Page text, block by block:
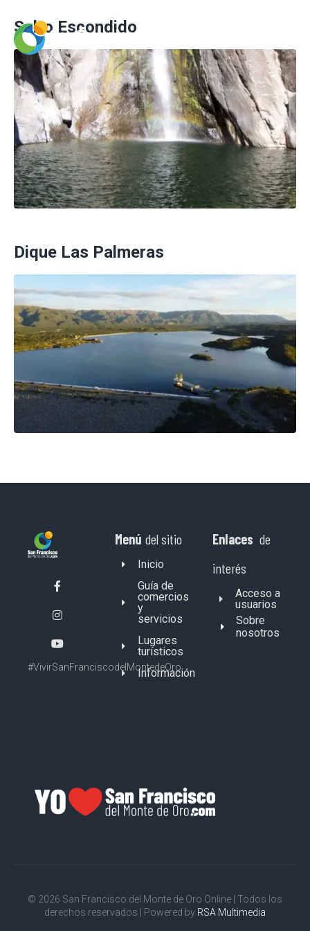
Salto Escondido
Dique Las Palmeras
#VivirSanFranciscodelMontedeOro
Menú del sitio
Inicio
Guía de
comercios
y
servicios
Lugares
turísticos
Información
Enlaces de
interés
Acceso a
usuarios
Sobre
nosotros
© 2026 San Francisco del Monte de Oro Online | Todos los
derechos reservados | Powered by RSA Multimedia